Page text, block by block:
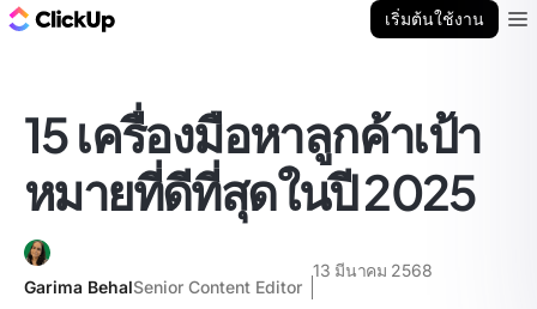
เริ่มต้นใช้งาน
15 เครื่องมือหาลูกค้าเป้า
หมายที่ดีที่สุดในปี 2025
Garima BehalSenior Content Editor
13 มีนาคม 2568